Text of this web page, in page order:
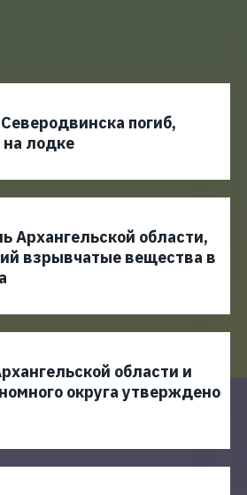
погиб,
лодке
Архангельской области,
взрывчатые вещества в
области и
округа утверждено